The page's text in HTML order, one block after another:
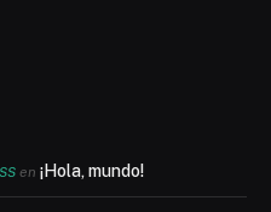
en¡Hola, mundo!